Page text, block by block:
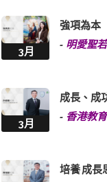
3月
強項為
- 明愛聖
3月
成長、
- 香港教
培養 成